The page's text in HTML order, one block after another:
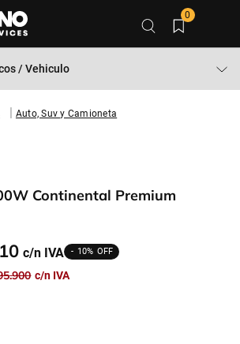
0
/ Vehiculo
Auto, Suv y Camioneta
Continental Premium
10%
.900